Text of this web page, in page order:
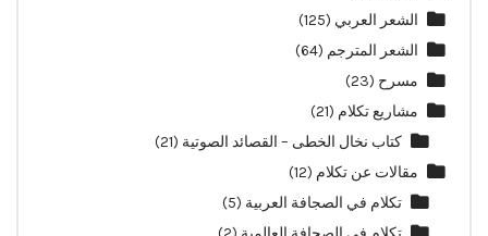
الشعر العربي (125)
الشعر المترجم (64)
مسرح (23)
مشاريع تكلام (21)
كتاب نخال الخطى – القصائد الصوتية (21)
مقالات عن تكلام (12)
تكلام في الصجافة العربية (5)